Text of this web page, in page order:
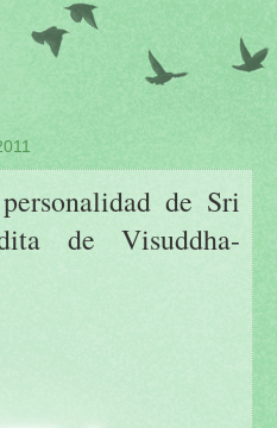
de Sri
de Visuddha-